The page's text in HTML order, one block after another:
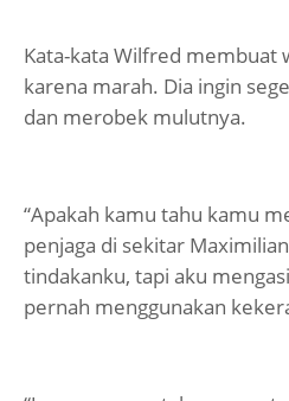
Kata-kata Wilfred membuat
karena marah. Dia ingin
dan merobek mulutnya.
“Apakah kamu tahu kamu
penjaga di sekitar
tindakanku, tapi aku
pernah menggunakan